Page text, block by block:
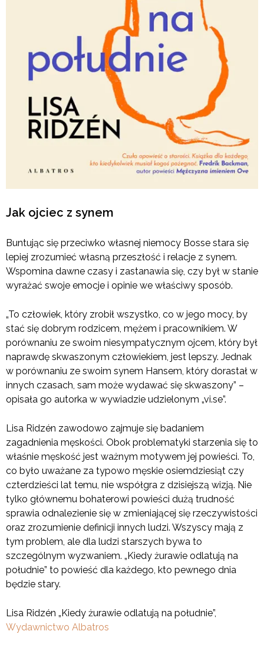
Jak ojciec z synem
Buntując się przeciwko własnej niemocy Bosse stara się
lepiej zrozumieć własną przeszłość i relacje z synem.
Wspomina dawne czasy i zastanawia się, czy był w stanie
wyrażać swoje emocje i opinie we właściwy sposób.
„To człowiek, który zrobił wszystko, co w jego mocy, by
stać się dobrym rodzicem, mężem i pracownikiem. W
porównaniu ze swoim niesympatycznym ojcem, który był
naprawdę skwaszonym człowiekiem, jest lepszy. Jednak
w porównaniu ze swoim synem Hansem, który dorastał w
innych czasach, sam może wydawać się skwaszony” –
opisała go autorka w wywiadzie udzielonym „vi.se”.
Lisa Ridzén zawodowo zajmuje się badaniem
zagadnienia męskości. Obok problematyki starzenia się to
właśnie męskość jest ważnym motywem jej powieści. To,
co było uważane za typowo męskie osiemdziesiąt czy
czterdzieści lat temu, nie współgra z dzisiejszą wizją. Nie
tylko głównemu bohaterowi powieści dużą trudność
sprawia odnalezienie się w zmieniającej się rzeczywistości
oraz zrozumienie definicji innych ludzi. Wszyscy mają z
tym problem, ale dla ludzi starszych bywa to
szczególnym wyzwaniem. „Kiedy żurawie odlatują na
południe” to powieść dla każdego, kto pewnego dnia
będzie stary.
Lisa Ridzén „Kiedy żurawie odlatują na południe”,
Wydawnictwo Albatros